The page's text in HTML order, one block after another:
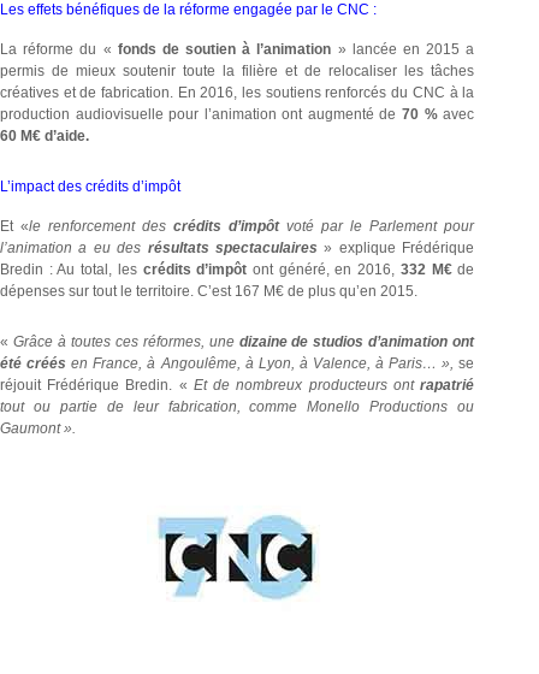
Les effets bénéfiques de la réforme engagée par le CNC :
La réforme du « fonds de soutien à l’animation » lancée en 2015 a
permis de mieux soutenir toute la filière et de relocaliser les tâches
créatives et de fabrication. En 2016, les soutiens renforcés du CNC à la
production audiovisuelle pour l’animation ont augmenté de 70 %avec
60 M€ d’aide.
L’impact des crédits d’impôt
Et «le renforcement descrédits d’impôtvoté par le Parlement pour
l’animation a eu des résultats spectaculaires » explique Frédérique
Bredin : Au total, les crédits d’impôt ont généré, en 2016, 332 M€de
dépenses sur tout le territoire. C’est 167 M€ de plus qu’en 2015.
« Grâce à toutes ces réformes, une dizaine de studios d’animation ont
été créésen France, à Angoulême, à Lyon, à Valence, à Paris… »,se
réjouit Frédérique Bredin. « Et de nombreux producteurs ontrapatrié
tout ou partie de leur fabrication, comme Monello Productions ou
Gaumont ».